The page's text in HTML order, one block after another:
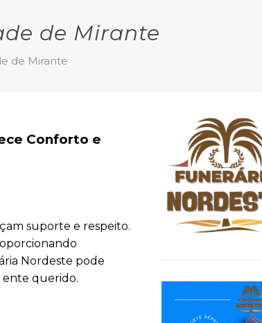
de Mirante
de Mirante
Conforto e
suporte e respeito.
Nordeste pode
ente querido.